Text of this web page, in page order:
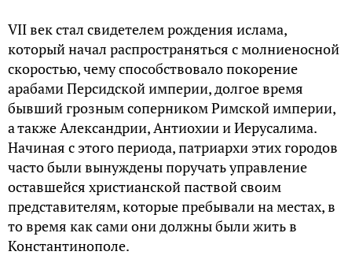
VII век стал свидетелем рождения ислама,
который начал распространяться с молниеносной
скоростью, чему способствовало покорение
арабами Персидской империи, долгое время
бывший грозным соперником Римской империи,
а также Александрии, Антиохии и Иерусалима.
Начиная с этого периода, патриархи этих городов
часто были вынуждены поручать управление
оставшейся христианской паствой своим
представителям, которые пребывали на местах, в
то время как сами они должны были жить в
Константинополе.